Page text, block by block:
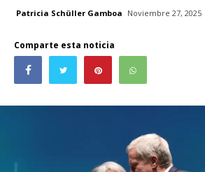
Patricia Schüller Gamboa Noviembre 27, 2025
Comparte esta noticia